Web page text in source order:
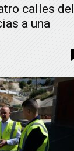
calles del
a una